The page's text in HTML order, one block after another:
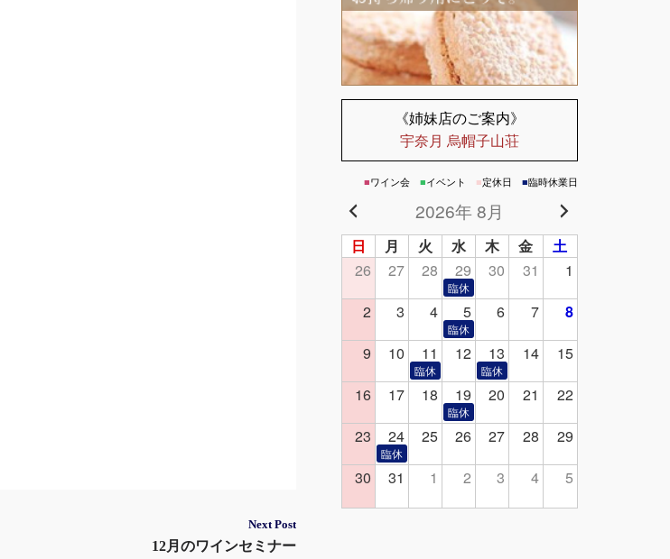
Next Post
12月のワインセミナー
《姉妹店のご案内》
宇奈月 烏帽子山荘
■ワイン会 ■イベント ■定休日 ■臨時休業日
2026年 8月
日 月 火 水 木 金
土
26
27 28 29 30 31
1
2
3 4 5 6 7
8
9
10 11 12 13 14
15
16
17 18 19 20 21
22
23
24 25 26 27 28
29
30
31 1 2 3 4 5